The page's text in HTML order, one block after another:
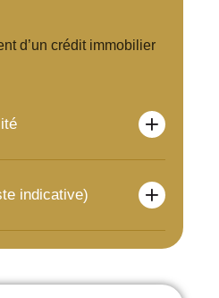
d’un crédit immobilier
indicative)